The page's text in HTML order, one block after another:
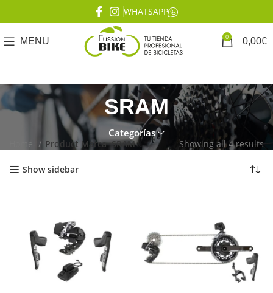
WHATSAPP
MENU 0 0,00€
SRAM
Categorías
Home Product Marca SRAM Showing all 4 results
Show sidebar